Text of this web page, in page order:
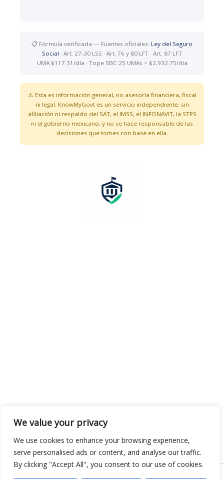
We value your privacy
We use cookies to enhance your browsing experience,
serve personalised ads or content, and analyse our traffic.
By clicking "Accept All", you consent to our use of cookies.
📋 Fórmula verificada — Fuentes oficiales: Ley del Seguro
Social · Art. 27-30 LSS · Art. 76 y 80 LFT · Art. 87 LFT
UMA $117.31/día · Tope SBC 25 UMAs = $2,932.75/día
⚠️ Esta es información general, no asesoría financiera, fiscal
ni legal. KnowMyGovt es un servicio independiente, sin
afiliación ni respaldo del SAT, el IMSS, el INFONAVIT, la STPS
ni el gobierno mexicano, y no se hace responsable de las
decisiones que tomes con base en ella.